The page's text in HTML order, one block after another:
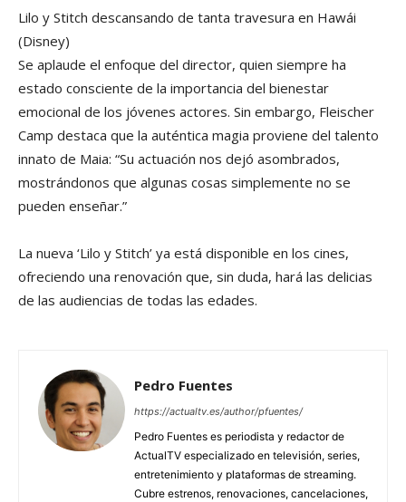
Lilo y Stitch descansando de tanta travesura en Hawái
(Disney)
Se aplaude el enfoque del director, quien siempre ha
estado consciente de la importancia del bienestar
emocional de los jóvenes actores. Sin embargo, Fleischer
Camp destaca que la auténtica magia proviene del talento
innato de Maia: “Su actuación nos dejó asombrados,
mostrándonos que algunas cosas simplemente no se
pueden enseñar.”
La nueva ‘Lilo y Stitch’ ya está disponible en los cines,
ofreciendo una renovación que, sin duda, hará las delicias
de las audiencias de todas las edades.
Pedro Fuentes
https://actualtv.es/author/pfuentes/
Pedro Fuentes es periodista y redactor de
ActualTV especializado en televisión, series,
entretenimiento y plataformas de streaming.
Cubre estrenos, renovaciones, cancelaciones,